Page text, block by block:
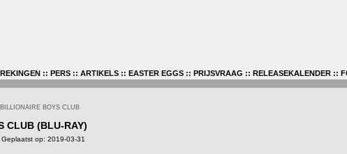
:: PERS :: ARTIKELS :: EASTER EGGS :: PRIJSVRAAG :: RELEASEKALENDER ::
BOYS CLUB
CLUB (BLU-RAY)
op: 2019-03-31